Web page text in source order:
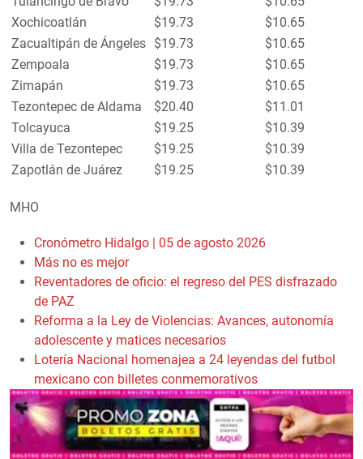
Xochicoatlán
$19.73
$10.65
Zacualtipán de Ángeles $19.73
$10.65
Zempoala
$19.73
$10.65
Zimapán
$19.73
$10.65
Tezontepec de Aldama
$20.40
$11.01
Tolcayuca
$19.25
$10.39
Villa de Tezontepec
$19.25
$10.39
Zapotlán de Juárez
$19.25 $10.39
MHO
Cronómetro Hidalgo | 05 de agosto 2026
Más no es mejor
Reventadores de oficio: el regreso del PES disfrazado
de PAZ
Reforma a la Ley de Violencias: Avances, autonomía
adolescente y matices necesarios
Lotería Nacional homenajea a 24 leyendas del futbol
mexicano con billetes conmemorativos